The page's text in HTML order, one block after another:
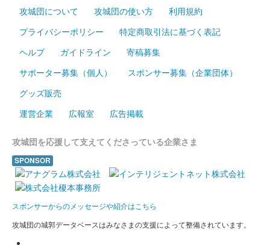
2024年12月21、22日に開催されたお城EXPO2024のいわつき武
者の倉〜関東友城集結の陣〜のブースにて販売された御城印。50
枚限定
前橋城 御城印
厩橋城（前橋城） 御城印 上杉謙信版
前橋城 御城印 だるま市開催記念印
攻城団について 攻城団の使い方
利用規約
プライバシーポリシー
特定商取引法に基づく表記
ヘルプ
ガイドライン
寄稿募集
サポーター募集（個人）
スポンサー募集（企業団体）
グッズ販売
運営企業
広報室 広告掲載
攻城団を応援して支えてくださっている企業さま
SPONSOR
スポンサーからのメッセージや紹介はこちら
攻城団の城郭データベースはみなさまの支援によって整備されています。